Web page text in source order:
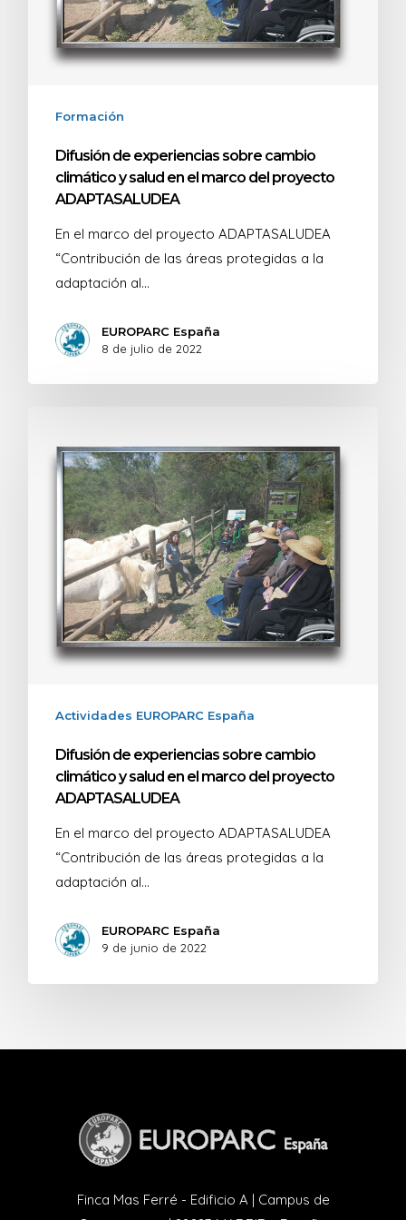
Formación
Difusión de experiencias sobre cambio
climático y salud en el marco del proyecto
ADAPTASALUDEA
En el marco del proyecto ADAPTASALUDEA
“Contribución de las áreas protegidas a la
adaptación al…
EUROPARC España
8 de julio de 2022
Actividades EUROPARC España
Difusión de experiencias sobre cambio
climático y salud en el marco del proyecto
ADAPTASALUDEA
En el marco del proyecto ADAPTASALUDEA
“Contribución de las áreas protegidas a la
adaptación al…
EUROPARC España
9 de junio de 2022
Finca Mas Ferré - Edificio A | Campus de